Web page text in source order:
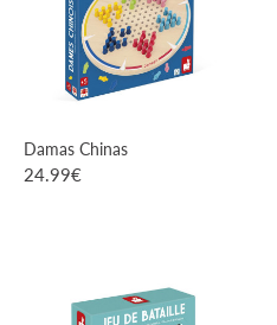
Damas Chinas
24.99€